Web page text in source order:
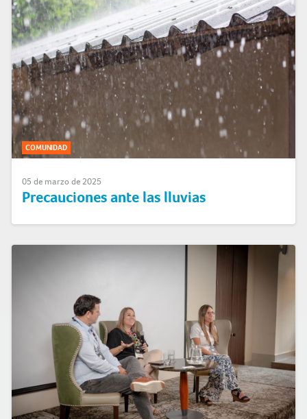
COMUNIDAD
05 de marzo de 2025
Precauciones ante las lluvias